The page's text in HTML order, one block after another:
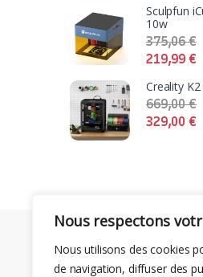
Nous respectons
Nous utilisons des cookies
de navigation, diffuser des
Sculpfun
10w
219,99€
375,06€
Creality
329,00€
669,00€